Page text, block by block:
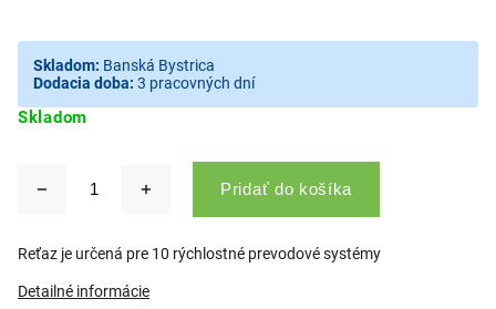
Skladom
Skladom: Banská Bystrica
Dodacia doba: 3 pracovných dní
Pridať do košíka
Reťaz je určená pre 10 rýchlostné prevodové systémy
Detailné informácie